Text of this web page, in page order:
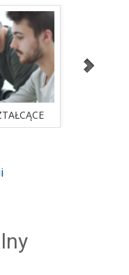
PODYPLOMOWE
ofertę
PODYPLOMOWE